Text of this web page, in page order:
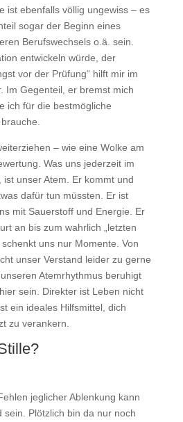
ist ebenfalls völlig ungewiss – es
sogar der Beginn eines
Berufswechsels o.ä. sein.
entwickeln würde, der
vor der Prüfung“ hilft mir im
Im Gegenteil, er bremst mich
ich für die bestmögliche
– wie eine Wolke am
Was uns jederzeit im
unser Atem. Er kommt und
dafür tun müssten. Er ist
mit Sauerstoff und Energie. Er
an bis zum wahrlich „letzten
uns nur Momente. Von
unser Verstand leider zu gerne
Atemrhythmus beruhigt
sein. Direkter ist Leben nicht
ein ideales Hilfsmittel, dich
zu verankern.
jeglicher Ablenkung kann
sein. Plötzlich bin da nur noch